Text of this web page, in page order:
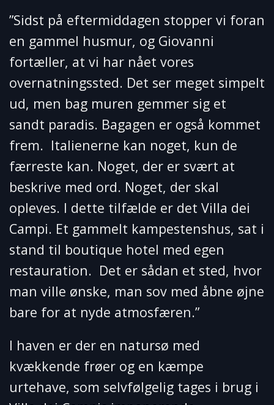
”Sidst på eftermiddagen stopper vi foran
en gammel husmur, og Giovanni
fortæller, at vi har nået vores
overnatningssted. Det ser meget simpelt
ud, men bag muren gemmer sig et
sandt paradis. Bagagen er også kommet
frem. Italienerne kan noget, kun de
færreste kan. Noget, der er svært at
beskrive med ord. Noget, der skal
opleves. I dette tilfælde er det Villa dei
Campi. Et gammelt kampestenshus, sat i
stand til boutique hotel med egen
restauration. Det er sådan et sted, hvor
man ville ønske, man sov med åbne øjne
bare for at nyde atmosfæren.”
I haven er der en natursø med
kvækkende frøer og en kæmpe
urtehave, som selvfølgelig tages i brug i